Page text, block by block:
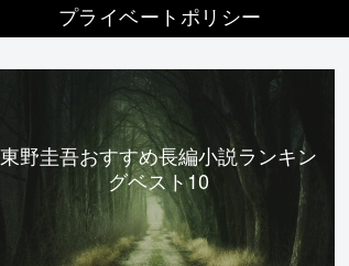
プライベートポリシー
東野圭吾おすすめ長編小説ランキン
グベスト10